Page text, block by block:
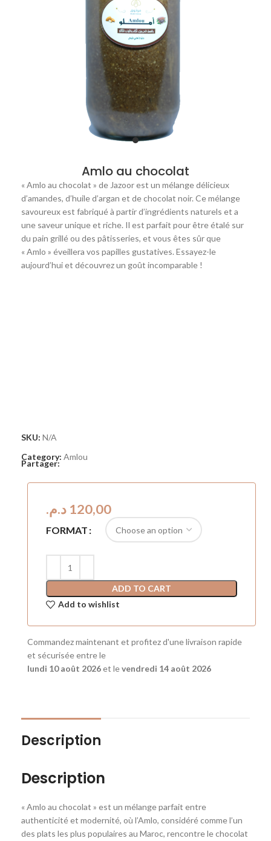
Amlo au chocolat
« Amlo au chocolat » de Jazoor est un mélange délicieux
d’amandes, d’huile d’argan et de chocolat noir. Ce mélange
savoureux est fabriqué à partir d’ingrédients naturels et a
une saveur unique et riche. Il est parfait pour être étalé sur
du pain grillé ou des pâtisseries, et vous êtes sûr que
« Amlo » éveillera vos papilles gustatives. Essayez-le
aujourd’hui et découvrez un goût incomparable !
SKU: N/A
Category: Amlou
Partager:
د.م.
FORMAT
ADD TO CART
Add to wishlist
Commandez maintenant et profitez d'une livraison rapide
et sécurisée entre le
lundi 10 août 2026et levendredi 14 août 2026
Description
Description
« Amlo au chocolat » est un mélange parfait entre
authenticité et modernité, où l’Amlo, considéré comme l’un
des plats les plus populaires au Maroc, rencontre le chocolat